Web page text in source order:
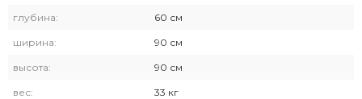
глубина: 60 см
ширина: 90 см
высота: 90 см
вес: 33 кг